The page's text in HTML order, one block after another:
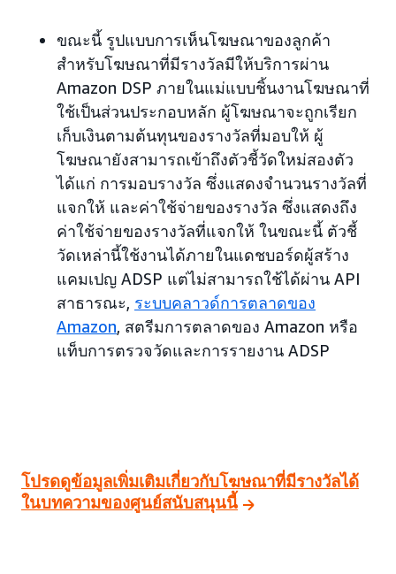
ขณะนี้ รูปแบบการเห็นโฆษณาของลูกค้า
สำหรับโฆษณาที่มีรางวัลมีให้บริการผ่าน
Amazon DSP ภายในแม่แบบชิ้นงานโฆษณาที่
ใช้เป็นส่วนประกอบหลัก ผู้โฆษณาจะถูกเรียก
เก็บเงินตามต้นทุนของรางวัลที่มอบให้ ผู้
โฆษณายังสามารถเข้าถึงตัวชี้วัดใหม่สองตัว
ได้แก่ การมอบรางวัล ซึ่งแสดงจำนวนรางวัลที่
แจกให้ และค่าใช้จ่ายของรางวัล ซึ่งแสดงถึง
ค่าใช้จ่ายของรางวัลที่แจกให้ ในขณะนี้ ตัวชี้
วัดเหล่านี้ใช้งานได้ภายในแดชบอร์ดผู้สร้าง
แคมเปญ ADSP แต่ไม่สามารถใช้ได้ผ่าน API
สาธารณะ, ระบบคลาวด์การตลาดของ
Amazon, สตรีมการตลาดของ Amazon หรือ
แท็บการตรวจวัดและการรายงาน ADSP
โปรดดูข้อมูลเพิ่มเติมเกี่ยวกับโฆษณาที่มีรางวัลได้
ในบทความของศูนย์สนับสนุนนี้